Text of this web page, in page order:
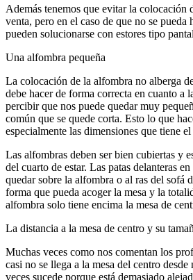
Además tenemos que evitar la colocación
venta, pero en el caso de que no se pueda
pueden solucionarse con estores tipo
Una alfombra pequeña
La colocación de la alfombra no alberga
debe hacer de forma correcta en cuanto a
percibir que nos puede quedar muy
común que se quede corta. Esto lo que
especialmente las dimensiones que tiene el
Las alfombras deben ser bien cubiertas y
del cuarto de estar. Las patas delanteras
quedar sobre la alfombra o al ras del sofá
forma que pueda acoger la mesa y la
alfombra solo tiene encima la mesa de
La distancia a la mesa de centro y su
Muchas veces como nos comentan los
casi no se llega a la mesa del centro
veces sucede porque está demasiado